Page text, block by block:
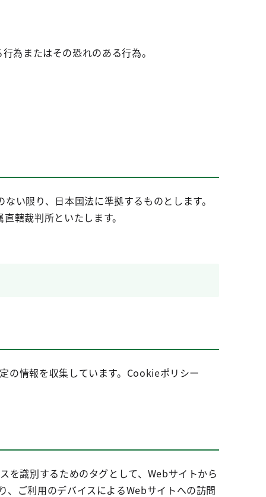
為またはその恐れのある行為。
い限り、日本国法に準拠するものとします。
轄裁判所といたします。
の情報を収集しています。Cookieポリシー
を識別するためのタグとして、Webサイトから
ご利用のデバイスによるWebサイトへの訪問